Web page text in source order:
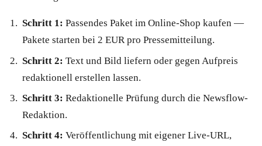
Schritt 1: Passendes Paket im Online-Shop kaufen —
Pakete starten bei 2 EUR pro Pressemitteilung.
Schritt 2: Text und Bild liefern oder gegen Aufpreis
redaktionell erstellen lassen.
Schritt 3: Redaktionelle Prüfung durch die Newsflow-
Redaktion.
Schritt 4: Veröffentlichung mit eigener Live-URL,